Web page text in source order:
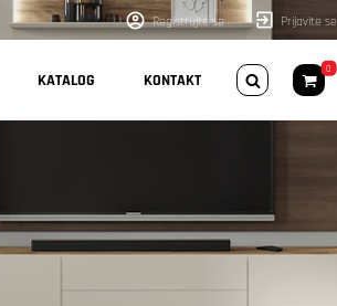
Registrujte se Prijavite se
KATALOG KONTAKT
0